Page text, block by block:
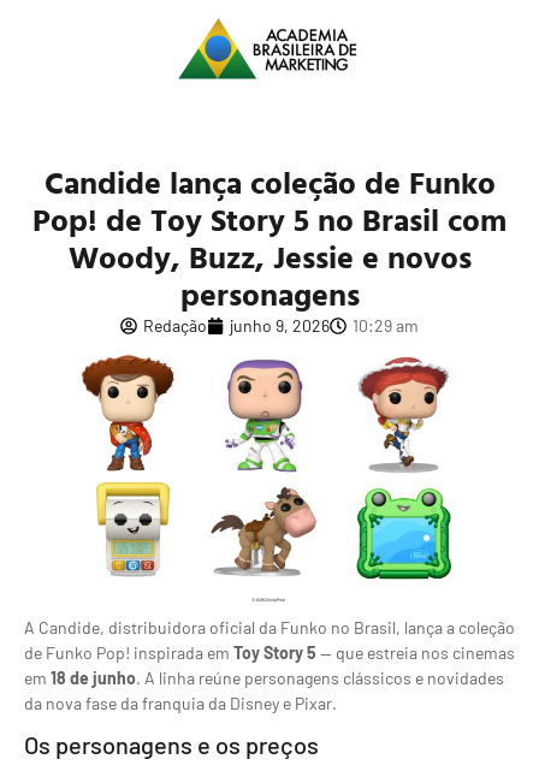
Candide lança coleção de Funko
Pop! de Toy Story 5 no Brasil com
Woody, Buzz, Jessie e novos
personagens
Redação junho 9, 2026 10:29 am
A Candide, distribuidora oficial da Funko no Brasil, lança a coleção
de Funko Pop! inspirada em Toy Story 5 — que estreia nos cinemas
em 18 de junho. A linha reúne personagens clássicos e novidades
da nova fase da franquia da Disney e Pixar.
Os personagens e os preços